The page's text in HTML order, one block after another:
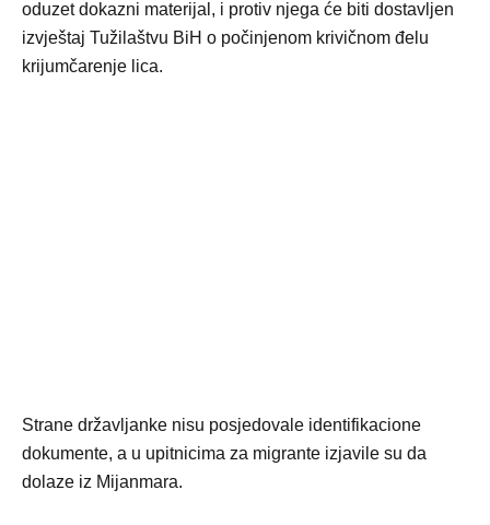
oduzet dokazni materijal, i protiv njega će biti dostavljen
izvještaj Tužilaštvu BiH o počinjenom krivičnom đelu
krijumčarenje lica.
Strane državljanke nisu posjedovale identifikacione
dokumente, a u upitnicima za migrante izjavile su da
dolaze iz Mijanmara.